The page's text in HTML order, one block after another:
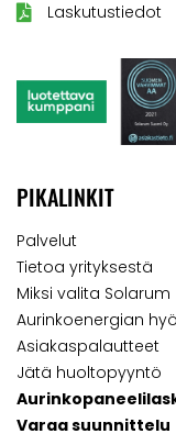
Laskutustiedot
PIKALINKIT
Palvelut
Tietoa yrityksestä
Miksi valita Solarum
Aurinkoenergian
Asiakaspalautteet
Jätä huoltopyyntö
Varaa suunnittelu